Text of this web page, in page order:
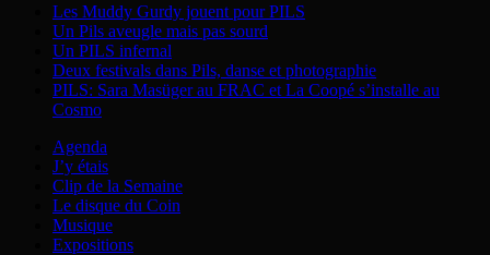
Les Muddy Gurdy jouent pour PILS
Un Pils aveugle mais pas sourd
Un PILS infernal
Deux festivals dans Pils, danse et photographie
PILS: Sara Masüger au FRAC et La Coopé s’installe au
Cosmo
Agenda
J’y étais
Clip de la Semaine
Le disque du Coin
Musique
Expositions